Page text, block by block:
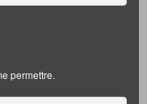
permettre.